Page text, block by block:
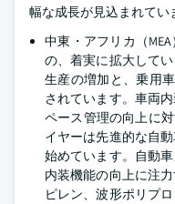
幅な成長が見込まれてい
中東・アフリカ（
の、着実に拡大して
生産の増加と、乗用
されています。車両
ペース管理の向上に
イヤーは先進的な自
始めています。自動
内装機能の向上に注
ピレン、波形ポリプ